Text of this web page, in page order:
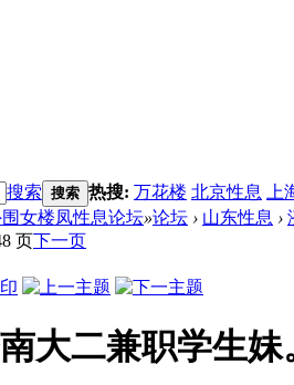
搜索 搜索 热搜: 万花楼 北京性息 上
女楼凤性息论坛»论坛 › 山东性息 ›
页下一页
大二兼职学生